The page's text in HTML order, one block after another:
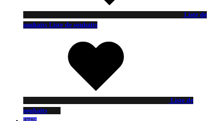
Liste de
souhaits Liste de souhaits
Liste de
souhaits